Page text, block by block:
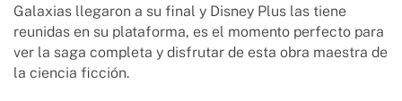
Galaxias llegaron a su final y Disney Plus las tiene
reunidas en su plataforma, es el momento perfecto para
ver la saga completa y disfrutar de esta obra maestra de
la ciencia ficción.